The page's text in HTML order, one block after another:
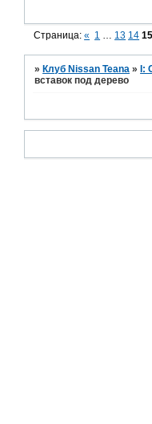
Страница:« 1 … 13 14 15
» Клуб Nissan Teana » I:
вставок под дерево